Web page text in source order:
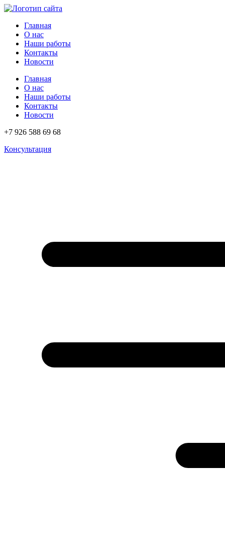
Перейти
содержимому
Главная
О нас
Наши работы
Контакты
Новости
Главная
О нас
Наши работы
Контакты
Новости
+7 926 588 69 68
Консультация